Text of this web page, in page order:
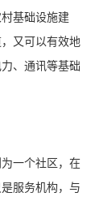
基础设施建
又可以有效地
、通讯等基础
一个社区，在
服务机构，与